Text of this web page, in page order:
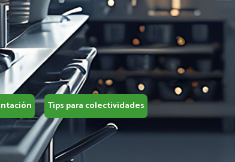
Tips para colectividades